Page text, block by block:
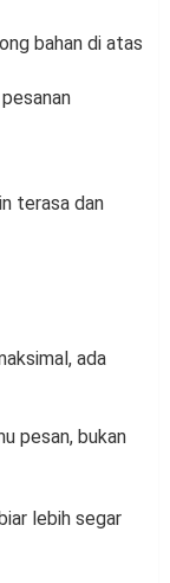
bahan di atas
terasa dan
ada
pesan, bukan
lebih segar